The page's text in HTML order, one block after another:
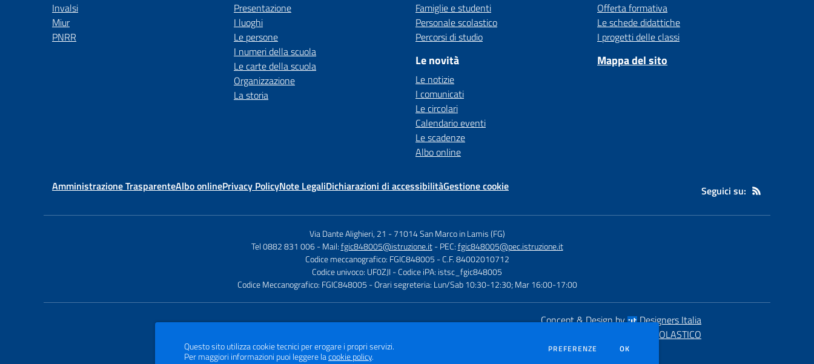
Invalsi
Miur
PNRR
Presentazione
I luoghi
Le persone
I numeri della scuola
Le carte della scuola
Organizzazione
La storia
Famiglie e studenti
Personale scolastico
Percorsi di studio
Le novità
Le notizie
I comunicati
Le circolari
Calendario eventi
Le scadenze
Albo online
Offerta formativa
Le schede didattiche
I progetti delle classi
Mappa del sito
Amministrazione TrasparenteAlbo onlinePrivacy PolicyNote LegaliDichiarazioni di accessibilitàGestione cookie Seguici su:
Via Dante Alighieri, 21 -71014 San Marco in Lamis (FG)
Tel 0882 831 006 - Mail:fgic848005@istruzione.it - PEC:fgic848005@pec.istruzione.it
Codice meccanografico: FGIC848005 - C.F. 84002010712
Codice univoco: UF0ZJI- Codice iPA: istsc_fgic848005
Codice Meccanografico: FGIC848005 - Orari segreteria: Lun/Sab 10:30-12:30; Mar 16:00-17:00
Concept & Design by
Designers Italia
SCUOLASTICO
Questo sito utilizza cookie tecnici per erogare i propri servizi.
Per maggiori informazioni puoi leggere lacookie policy.
PREFERENZE DEI COOKIE
OK